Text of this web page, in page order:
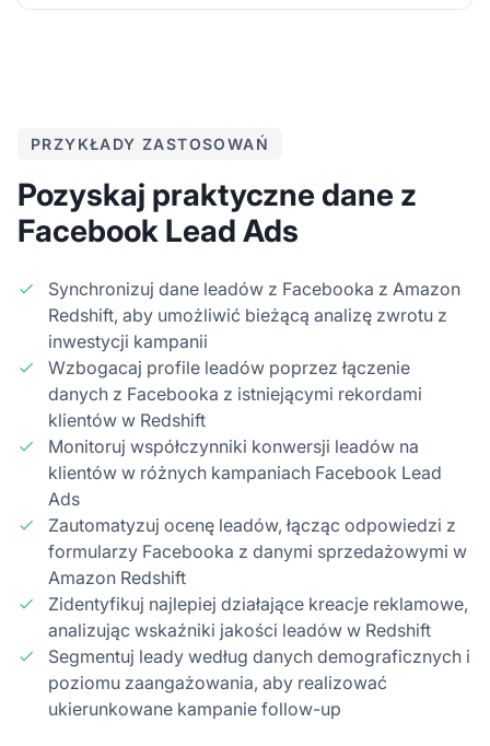
PRZYKŁADY ZASTOSOWAŃ
Pozyskaj praktyczne dane z
Facebook Lead Ads
Synchronizuj dane leadów z Facebooka z Amazon
Redshift, aby umożliwić bieżącą analizę zwrotu z
inwestycji kampanii
Wzbogacaj profile leadów poprzez łączenie
danych z Facebooka z istniejącymi rekordami
klientów w Redshift
Monitoruj współczynniki konwersji leadów na
klientów w różnych kampaniach Facebook Lead
Ads
Zautomatyzuj ocenę leadów, łącząc odpowiedzi z
formularzy Facebooka z danymi sprzedażowymi w
Amazon Redshift
Zidentyfikuj najlepiej działające kreacje reklamowe,
analizując wskaźniki jakości leadów w Redshift
Segmentuj leady według danych demograficznych i
poziomu zaangażowania, aby realizować
ukierunkowane kampanie follow-up